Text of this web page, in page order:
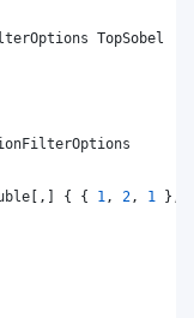
TopSobel
[ , ] { { 1 , 2 , 1 }